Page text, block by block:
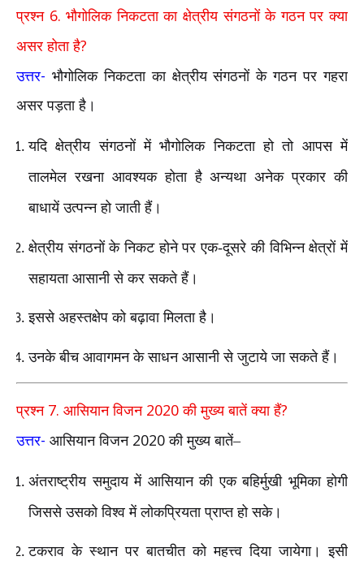
प्रश्न 6.भौगोलिक निकटता का क्षेत्रीय संगठनों के गठन पर क्या
असर होता है?
उत्तर- भौगोलिक निकटता का क्षेत्रीय संगठनों के गठन पर गहरा
असर पड़ता है।
यदि क्षेत्रीय संगठनों में भौगोलिक निकटता हो तो आपस में
तालमेल रखना आवश्यक होता है अन्यथा अनेक प्रकार की
बाधायें उत्पन्न हो जाती हैं।
क्षेत्रीय संगठनों के निकट होने पर एक-दूसरे की विभिन्न क्षेत्रों में
सहायता आसानी से कर सकते हैं।
इससे अहस्तक्षेप को बढ़ावा मिलता है।
उनके बीच आवागमन के साधन आसानी से जुटाये जा सकते हैं।
प्रश्न 7. आसियान विजन 2020की मुख्य बातें क्या हैं?
उत्तर- आसियान विजन 2020की मुख्य बातें–
अंतराष्ट्रीय समुदाय में आसियान की एक बहिर्मुखी भूमिका होगी
जिससे उसको विश्व में लोकप्रियता प्राप्त हो सके।
टकराव के स्थान पर बातचीत को महत्त्व दिया जायेगा। इसी